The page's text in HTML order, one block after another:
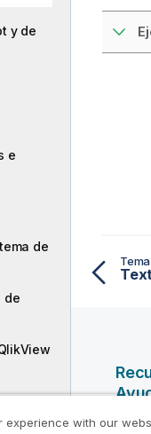
y de
e
de
de
experience with our